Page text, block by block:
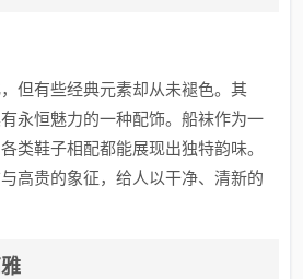
但有些经典元素却从未褪色。其
永恒魅力的一种配饰。船袜作为一
类鞋子相配都能展现出独特韵味。
高贵的象征，给人以干净、清新的